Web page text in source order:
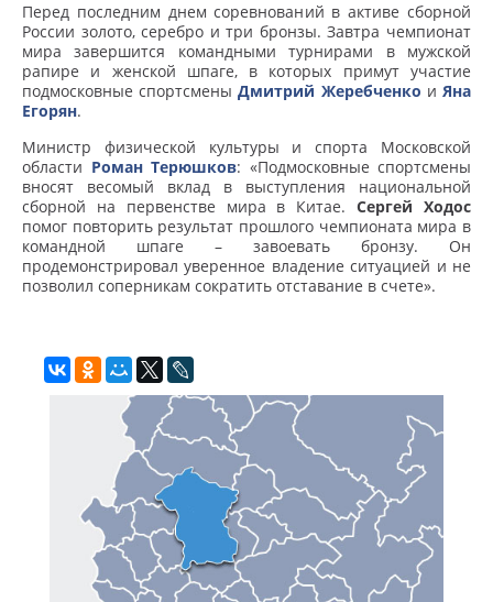
Перед последним днем соревнований в активе сборной
России золото, серебро и три бронзы. Завтра чемпионат
мира завершится командными турнирами в мужской
рапире и женской шпаге, в которых примут участие
подмосковные спортсменыДмитрий Жеребченко иЯна
Егорян.
Министр физической культуры и спорта Московской
области Роман Терюшков: «Подмосковные спортсмены
вносят весомый вклад в выступления национальной
сборной на первенстве мира в Китае.Сергей Ходос
помог повторить результат прошлого чемпионата мира в
командной шпаге – завоевать бронзу. Он
продемонстрировал уверенное владение ситуацией и не
позволил соперникам сократить отставание в счете».